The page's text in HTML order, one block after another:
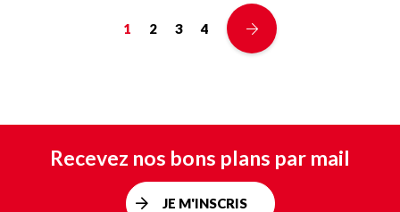
1 2 3 4
Recevez nos bons plans par mail
JE M'INSCRIS